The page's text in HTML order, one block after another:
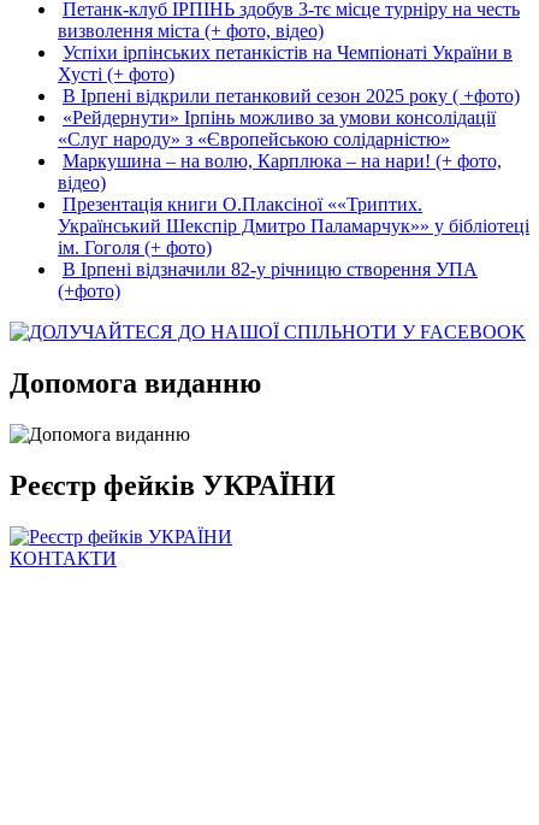
Петанк-клуб ІРПІНЬ здобув 3-тє місце турніру на честь
визволення міста (+ фото, відео)
Успіхи ірпінських петанкістів на Чемпіонаті України в
Хусті (+ фото)
В Ірпені відкрили петанковий сезон 2025 року ( +фото)
«Рейдернути» Ірпінь можливо за умови консолідації
«Слуг народу» з «Європейською солідарністю»
Маркушина – на волю, Карплюка – на нари! (+ фото,
відео)
Презентація книги О.Плаксіної ««Триптих.
Український Шекспір Дмитро Паламарчук»» у бібліотеці
ім. Гоголя (+ фото)
В Ірпені відзначили 82-у річницю створення УПА
(+фото)
Допомога виданню
Реєстр фейків УКРАЇНИ
КОНТАКТИ